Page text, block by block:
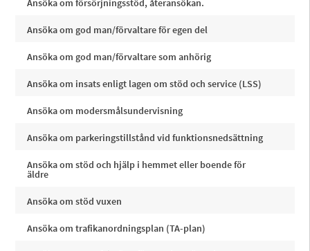
Ansöka om försörjningsstöd, återansökan.
Ansöka om god man/förvaltare för egen del
Ansöka om god man/förvaltare som anhörig
Ansöka om insats enligt lagen om stöd och service (LSS)
Ansöka om modersmålsundervisning
Ansöka om parkeringstillstånd vid funktionsnedsättning
Ansöka om stöd och hjälp i hemmet eller boende för
äldre
Ansöka om stöd vuxen
Ansöka om trafikanordningsplan (TA-plan)